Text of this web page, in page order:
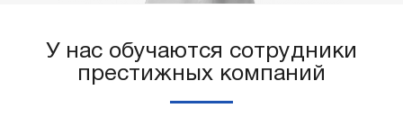
У нас обучаются сотрудники
престижных компаний